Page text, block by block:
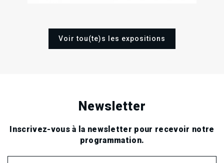
Voir tou(te)s les expositions
Newsletter
Inscrivez-vous à la newsletter pour recevoir notre
programmation.